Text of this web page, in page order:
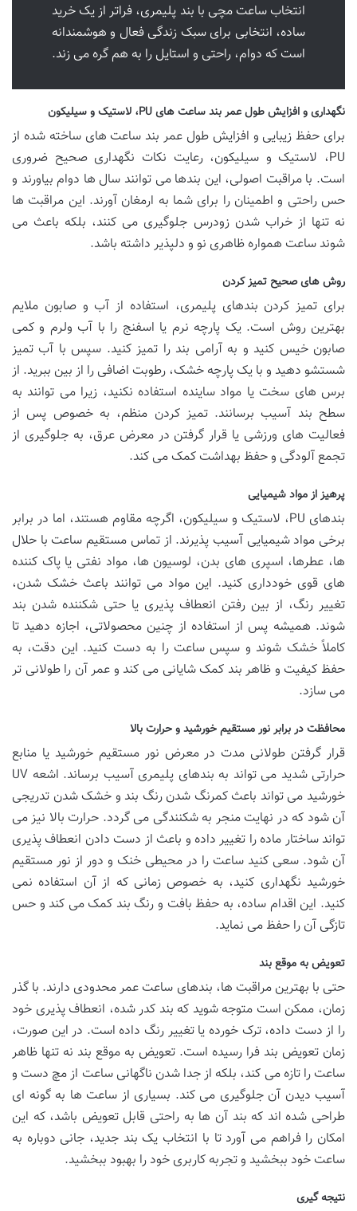
انتخاب ساعت مچی با بند پلیمری، فراتر از یک خرید
ساده، انتخابی برای سبک زندگی فعال و هوشمندانه
است که دوام، راحتی و استایل را به هم گره می زند.
نگهداری و افزایش طول عمر بند ساعت های PU، لاستیک و سیلیکون
برای حفظ زیبایی و افزایش طول عمر بند ساعت های ساخته شده از
PU، لاستیک و سیلیکون، رعایت نکات نگهداری صحیح ضروری
است. با مراقبت اصولی، این بندها می توانند سال ها دوام بیاورند و
حس راحتی و اطمینان را برای شما به ارمغان آورند. این مراقبت ها
نه تنها از خراب شدن زودرس جلوگیری می کنند، بلکه باعث می
شوند ساعت همواره ظاهری نو و دلپذیر داشته باشد.
روش های صحیح تمیز کردن
برای تمیز کردن بندهای پلیمری، استفاده از آب و صابون ملایم
بهترین روش است. یک پارچه نرم یا اسفنج را با آب ولرم و کمی
صابون خیس کنید و به آرامی بند را تمیز کنید. سپس با آب تمیز
شستشو دهید و با یک پارچه خشک، رطوبت اضافی را از بین ببرید. از
برس های سخت یا مواد ساینده استفاده نکنید، زیرا می توانند به
سطح بند آسیب برسانند. تمیز کردن منظم، به خصوص پس از
فعالیت های ورزشی یا قرار گرفتن در معرض عرق، به جلوگیری از
تجمع آلودگی و حفظ بهداشت کمک می کند.
پرهیز از مواد شیمیایی
بندهای PU، لاستیک و سیلیکون، اگرچه مقاوم هستند، اما در برابر
برخی مواد شیمیایی آسیب پذیرند. از تماس مستقیم ساعت با حلال
ها، عطرها، اسپری های بدن، لوسیون ها، مواد نفتی یا پاک کننده
های قوی خودداری کنید. این مواد می توانند باعث خشک شدن،
تغییر رنگ، از بین رفتن انعطاف پذیری یا حتی شکننده شدن بند
شوند. همیشه پس از استفاده از چنین محصولاتی، اجازه دهید تا
کاملاً خشک شوند و سپس ساعت را به دست کنید. این دقت، به
حفظ کیفیت و ظاهر بند کمک شایانی می کند و عمر آن را طولانی تر
می سازد.
محافظت در برابر نور مستقیم خورشید و حرارت بالا
قرار گرفتن طولانی مدت در معرض نور مستقیم خورشید یا منابع
حرارتی شدید می تواند به بندهای پلیمری آسیب برساند. اشعه UV
خورشید می تواند باعث کمرنگ شدن رنگ بند و خشک شدن تدریجی
آن شود که در نهایت منجر به شکنندگی می گردد. حرارت بالا نیز می
تواند ساختار ماده را تغییر داده و باعث از دست دادن انعطاف پذیری
آن شود. سعی کنید ساعت را در محیطی خنک و دور از نور مستقیم
خورشید نگهداری کنید، به خصوص زمانی که از آن استفاده نمی
کنید. این اقدام ساده، به حفظ بافت و رنگ بند کمک می کند و حس
تازگی آن را حفظ می نماید.
تعویض به موقع بند
حتی با بهترین مراقبت ها، بندهای ساعت عمر محدودی دارند. با گذر
زمان، ممکن است متوجه شوید که بند کدر شده، انعطاف پذیری خود
را از دست داده، ترک خورده یا تغییر رنگ داده است. در این صورت،
زمان تعویض بند فرا رسیده است. تعویض به موقع بند نه تنها ظاهر
ساعت را تازه می کند، بلکه از جدا شدن ناگهانی ساعت از مچ دست و
آسیب دیدن آن جلوگیری می کند. بسیاری از ساعت ها به گونه ای
طراحی شده اند که بند آن ها به راحتی قابل تعویض باشد، که این
امکان را فراهم می آورد تا با انتخاب یک بند جدید، جانی دوباره به
ساعت خود ببخشید و تجربه کاربری خود را بهبود ببخشید.
نتیجه گیری